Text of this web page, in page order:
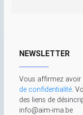
NEWSLETTER
Vous affirmez
de confidentialité.
des liens de
info@aim-ima.be